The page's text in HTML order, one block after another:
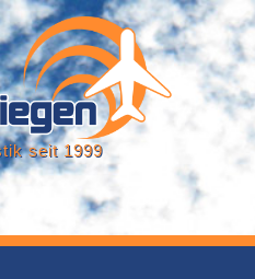
seit 1999